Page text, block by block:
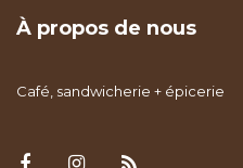
À propos de nous
Café, sandwicherie + épicerie